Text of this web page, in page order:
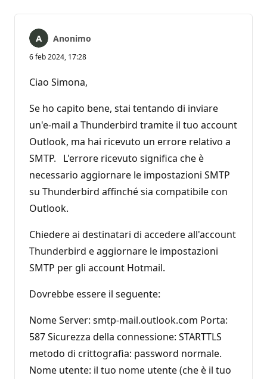
Anonimo
6 feb 2024, 17:28
Ciao Simona,
Se ho capito bene, stai tentando di inviare
un'e-mail a Thunderbird tramite il tuo account
Outlook, ma hai ricevuto un errore relativo a
SMTP. L'errore ricevuto significa che è
necessario aggiornare le impostazioni SMTP
su Thunderbird affinché sia compatibile con
Outlook.
Chiedere ai destinatari di accedere all'account
Thunderbird e aggiornare le impostazioni
SMTP per gli account Hotmail.
Dovrebbe essere il seguente:
Nome Server: smtp-mail.outlook.com Porta:
587 Sicurezza della connessione: STARTTLS
metodo di crittografia: password normale.
Nome utente: il tuo nome utente (che è il tuo